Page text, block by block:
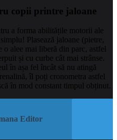
copii printre jaloane
a forma abilitățile motorii ale
Plasează jaloane (pietre,
alee mai liberă din parc, astfel
și cu curbe cât mai strânse.
în așa fel încât să nu atingă
îl poți cronometra astfel
în mod constant timpul obținut.
Editor